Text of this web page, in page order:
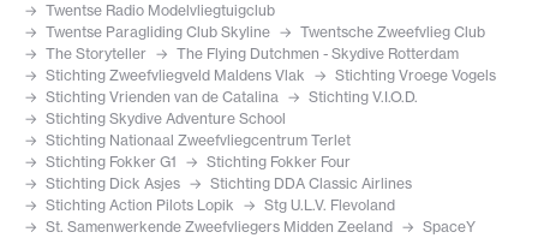
Twentse Radio Modelvliegtuigclub
Twentse Paragliding Club Skyline
Twentsche Zweefvlieg Club
The Storyteller
The Flying Dutchmen - Skydive Rotterdam
Stichting Zweefvliegveld Maldens Vlak
Stichting Vroege Vogels
Stichting Vrienden van de Catalina
Stichting V.I.O.D.
Stichting Skydive Adventure School
Stichting Nationaal Zweefvliegcentrum Terlet
Stichting Fokker G1
Stichting Fokker Four
Stichting Dick Asjes
Stichting DDA Classic Airlines
Stichting Action Pilots Lopik
Stg U.L.V. Flevoland
St. Samenwerkende Zweefvliegers Midden Zeeland
SpaceY